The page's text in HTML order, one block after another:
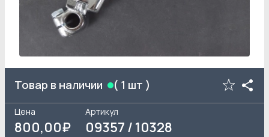
Товар в наличии ( 1 шт )
Цена
800,00₽
Артикул
09357 / 10328